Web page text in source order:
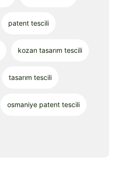
patent tescili
kozan tasarım tescili
tasarım tescili
osmaniye patent tescili